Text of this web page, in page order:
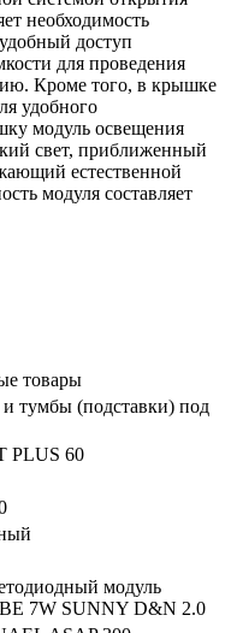
необходимость
доступ
для проведения
Кроме того, в крышке
удобного
модуль освещения
свет, приближенный
естественной
модуля составляет
товары
тумбы (подставки) под
PLUS 60
модуль
7W SUNNY D&N 2.0